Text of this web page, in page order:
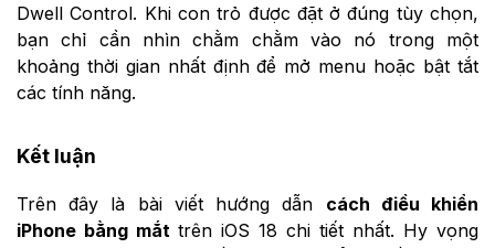
Dwell Control. Khi con trỏ được đặt ở đúng tùy chọn,
bạn chỉ cần nhìn chằm chằm vào nó trong một
khoảng thời gian nhất định để mở menu hoặc bật tắt
các tính năng.
Kết luận
Trên đây là bài viết hướng dẫn cách điều khiển
iPhone bằng mắt trên iOS 18 chi tiết nhất. Hy vọng